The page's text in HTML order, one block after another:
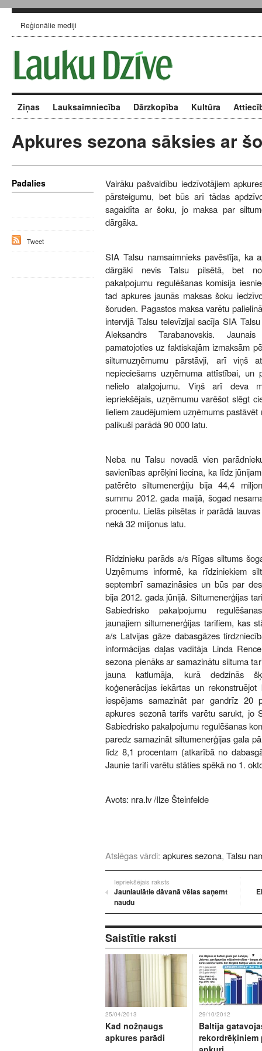
Reģionālie mediji
Ziņas Lauksaimniecība Dārzkopība Kultūra
Apkures sezona sāksies ar
Vairāku pašvaldību iedzīvotājiem
pārsteigumu, bet būs arī tādas
sagaidīta ar šoku, jo maksa par
dārgāka.
SIA Talsu namsaimnieks pavēstīja, ka
dārgāki nevis Talsu pilsētā, bet
pakalpojumu regulēšanas komisija
tad apkures jaunās maksas šoku
šoruden. Pagastos maksa varētu
intervijā Talsu televīzijai sacīja SIA
Aleksandrs Tarabanovskis.
pamatojoties uz faktiskajām izmaksām
siltumuzņēmumu pārstāvji, arī viņš
nepieciešams uzņēmuma attīstībai, un
nelielo atalgojumu. Viņš arī deva
iepriekšējais, uzņēmumu varēšot slēgt
lieliem zaudējumiem uzņēmums
palikuši parādā 90 000 latu.
Neba nu Talsu novadā vien
savienības aprēķini liecina, ka līdz
patērēto siltumenerģiju bija 44,4
summu 2012. gada maijā, šogad
procentu. Lielās pilsētas ir parādā
nekā 32 miljonus latu.
Rīdzinieku parāds a/s Rīgas siltums
Uzņēmums informē, ka rīdziniekiem
septembrī samazināsies un būs par
bija 2012. gada jūnijā. Siltumenerģijas
Sabiedrisko pakalpojumu
jaunajiem siltumenerģijas tarifiem, kas
a/s Latvijas gāze dabasgāzes
informācijas daļas vadītāja Linda
sezona pienāks ar samazinātu siltuma
jauna katlumāja, kurā dedzinās
koģenerācijas iekārtas un
iespējams samazināt par gandrīz 20
apkures sezonā tarifs varētu sarukt, jo
Sabiedrisko pakalpojumu regulēšanas
paredz samazināt siltumenerģijas gala
līdz 8,1 procentam (atkarībā no
Jaunie tarifi varētu stāties spēkā no 1.
Avots: nra.lv/Ilze Šteinfelde
Atslēgas vārdi: apkures sezona, Talsu
Iepriekšējais raksts
Jaunlaulātie dāvanā vēlas saņemt
naudu
Saistītie raksti
25/04/2013
Kad nožņaugs
apkures parādi
29/10/2012
Baltija
rekordrēķiniem
Padalies
Tweet